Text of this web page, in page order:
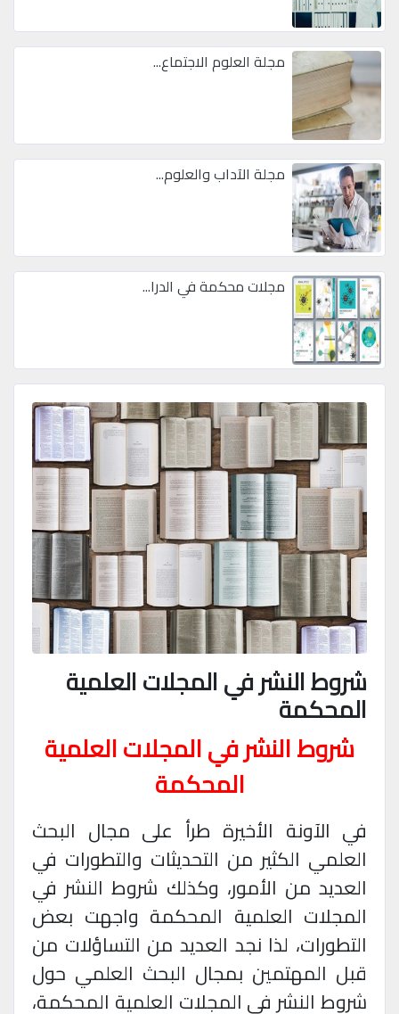
مجلة العلوم الاجتماع...
مجلة الآداب والعلوم...
مجلات محكمة في الدرا...
شروط النشر في المجلات العلمية
المحكمة
شروط النشر في المجلات العلمية
المحكمة
في الآونة الأخيرة طرأ على مجال البحث
العلمي الكثير من التحديثات والتطورات في
العديد من الأمور، وكذلك شروط النشر في
المجلات العلمية المحكمة واجهت بعض
التطورات، لذا نجد العديد من التساؤلات من
قبل المهتمين بمجال البحث العلمي حول
شروط النشر في المجلات العلمية المحكمة،